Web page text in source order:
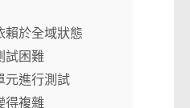
賴於全域狀態
試困難
元進行測試
得複雜